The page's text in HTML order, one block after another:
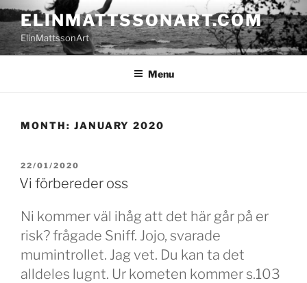
Skip
to
content
ELINMATTSSONART.COM
ElinMattssonArt
Menu
MONTH: JANUARY 2020
POSTED
ON
22/01/2020
Vi förbereder oss
Ni kommer väl ihåg att det här går på er
risk? frågade Sniff. Jojo, svarade
mumintrollet. Jag vet. Du kan ta det
alldeles lugnt. Ur kometen kommer s.103